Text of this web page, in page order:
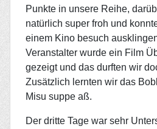
Punkte in unsere Reihe,
natürlich super froh und
einem Kino besuch
Veranstalter wurde ein Film
gezeigt und das durften wir
Zusätzlich lernten wir das
Misu suppe aß.
Der dritte Tage war sehr